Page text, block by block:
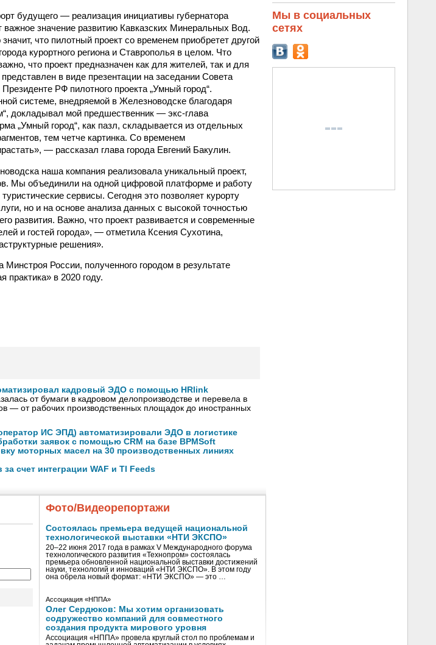
будущего — реализация инициативы губернатора
значение развитию Кавказских Минеральных Вод.
что пилотный проект со временем приобретет другой
курортного региона и Ставрополья в целом. Что
что проект предназначен как для жителей, так и для
в виде презентации на заседании Совета
РФ пилотного проекта „Умный город“.
системе, внедряемой в Железноводске благодаря
докладывал мой предшественник — экс-глава
„Умный город“, как пазл, складывается из отдельных
тем четче картинка. Со временем
— рассказал глава города Евгений Бакулин.
наша компания реализовала уникальный проект,
Мы объединили на одной цифровой платформе и работу
сервисы. Сегодня это позволяет курорту
но и на основе анализа данных с высокой точностью
развития. Важно, что проект развивается и современные
и гостей города», — отметила Ксения Сухотина,
решения».
Минстроя России, полученного городом в результате
в 2020 году.
кадровый ЭДО с помощью HRlink
от бумаги в кадровом делопроизводстве и перевела в
— от рабочих производственных площадок до иностранных
ИС ЭПД) автоматизировали ЭДО в логистике
заявок с помощью CRM на базе BPMSoft
моторных масел на 30 производственных линиях
счет интеграции WAF и TI Feeds
Фото/Видеорепортажи
Состоялась премьера ведущей национальной
технологической выставки «НТИ ЭКСПО»
20–22 июня 2017 года в рамках V Международного форума
технологического развития «Технопром» состоялась
премьера обновленной национальной выставки достижений
науки, технологий и инноваций «НТИ ЭКСПО». В этом году
она обрела новый формат: «НТИ ЭКСПО» — это …
Ассоциация «НППА»
Олег Сердюков: Мы хотим организовать
содружество компаний для совместного
создания продукта мирового уровня
Ассоциация «НППА» провела круглый стол по проблемам и
Мы в социальных
сетях